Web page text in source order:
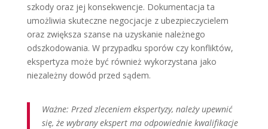
szkody oraz jej konsekwencje. Dokumentacja ta
umożliwia skuteczne negocjacje z ubezpieczycielem
oraz zwiększa szanse na uzyskanie należnego
odszkodowania. W przypadku sporów czy konfliktów,
ekspertyza może być również wykorzystana jako
niezależny dowód przed sądem.
Ważne: Przed zleceniem ekspertyzy, należy upewnić
się, że wybrany ekspert ma odpowiednie kwalifikacje